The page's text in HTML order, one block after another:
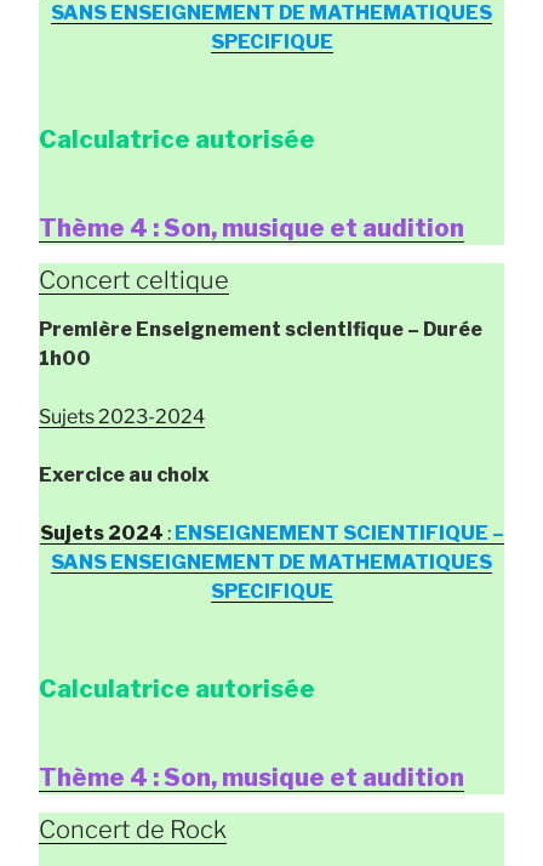
SANS ENSEIGNEMENT DE MATHEMATIQUES
SPECIFIQUE
Calculatrice autorisée
Thème 4 : Son, musique et audition
Concert celtique
Première Enseignement scientifique – Durée
1h00
Sujets 2023-2024
Exercice au choix
Sujets 2024 : ENSEIGNEMENT SCIENTIFIQUE –
SANS ENSEIGNEMENT DE MATHEMATIQUES
SPECIFIQUE
Calculatrice autorisée
Thème 4 : Son, musique et audition
Concert de Rock